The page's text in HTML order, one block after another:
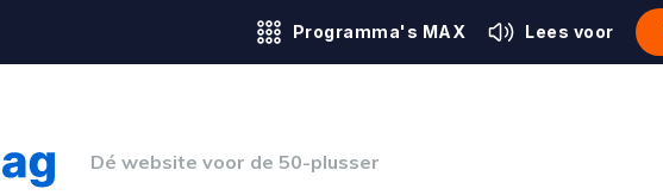
Programma's MAX Lees voor
Dé website voor de 50-plusser